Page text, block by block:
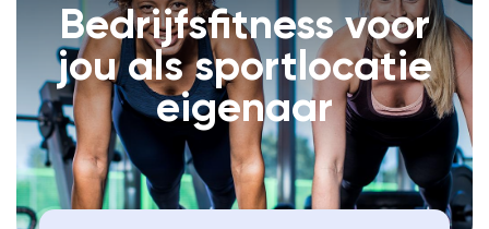
Bedrijfsfitness voor
jou alssportlocatie
eigenaar